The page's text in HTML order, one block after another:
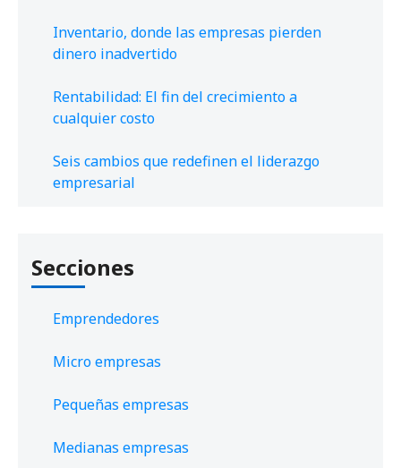
Inventario, donde las empresas pierden
dinero inadvertido
Rentabilidad: El fin del crecimiento a
cualquier costo
Seis cambios que redefinen el liderazgo
empresarial
Secciones
Emprendedores
Micro empresas
Pequeñas empresas
Medianas empresas